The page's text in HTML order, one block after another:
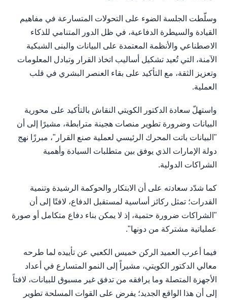
وسلّطت الجلسة الضوء على التحولات المتسارعة في مفاهيم
القيادة والسيطرة الدفاعية، في ظل الدور المتنامي للذكاء
الاصطناعي والأنظمة المعتمدة على البيانات والبنى الشبكية
الآمنة، التي تُعيد تشكيل أساليب اتخاذ القرار وتبادل المعلومات
وتعزيز الثقة، مع التأكيد على بقاء العنصر البشري في قلب
العملية.
واستهلّ سعادة الدكتور الكويتي النقاش بالتأكيد على محورية
البيانات وضرورة تطوير منصات هجينة مترابطة، مشيرًا إلى أن
"البيانات باتت المحرك الرئيسي لعملية صنع القرار"، مبرزًا نهج
دولة الإمارات الذي يوفق بين متطلبات السيادة وأهمية
الشراكات الدولية.
كما شدّد سعادته على أن الابتكار والحوكمة الرشيدة وتنمية
القدرات؛ تمثل ركائز أساسية لمستقبل الدفاع، لافتًا إلى أن
"الشراكات ضرورة حتمية، إذ لا يمكن بناء دفاع متكامل أو صورة
عملياتية مشتركة من دونها".
فيما أعرب العميد الركن خميس الكعبي عن تأييده لما طرحه
معالي الدكتور الكويتي، مشيراً إلى النمو المتسارع في أعداد
الأجهزة المتصلة وما يرافقه من تدفق غير مسبوق للبيانات، لافتاً
إلى أن هذا الواقع الجديد؛ يفرض على القوات المسلحة تطوير